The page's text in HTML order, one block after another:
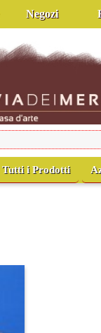
Negozi
Tutti i Prodotti